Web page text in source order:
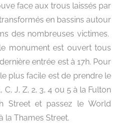
face aux trous laissés par
en bassins autour
des nombreuses victimes.
monument est ouvert tous
entrée est à 17h. Pour
plus facile est de prendre le
C, J, Z, 2, 3, 4 ou 5 à la Fulton
Street et passez le World
la Thames Street.